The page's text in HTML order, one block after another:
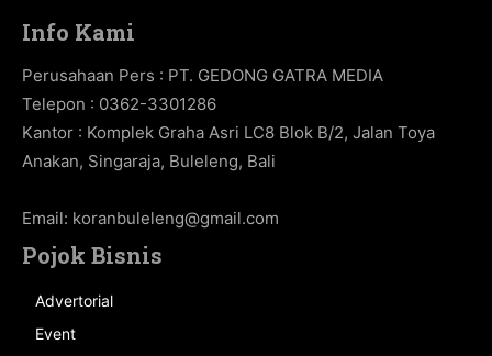
Info Kami
Perusahaan Pers : PT. GEDONG GATRA MEDIA
Telepon : 0362-3301286
Kantor : Komplek Graha Asri LC8 Blok B/2, Jalan Toya
Anakan, Singaraja, Buleleng, Bali
Email: koranbuleleng@gmail.com
Pojok Bisnis
Advertorial
Event